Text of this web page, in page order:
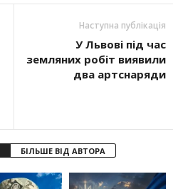
Наступна публікація
У Львові під час
земляних робіт виявили
два артснаряди
БІЛЬШЕ ВІД АВТОРА